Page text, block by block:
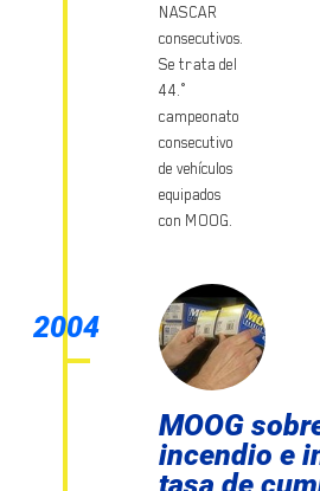
NASCAR
consecutivos.
Se trata del
44.°
campeonato
consecutivo
de vehículos
equipados
con MOOG.
2004
MOOG
incendio e